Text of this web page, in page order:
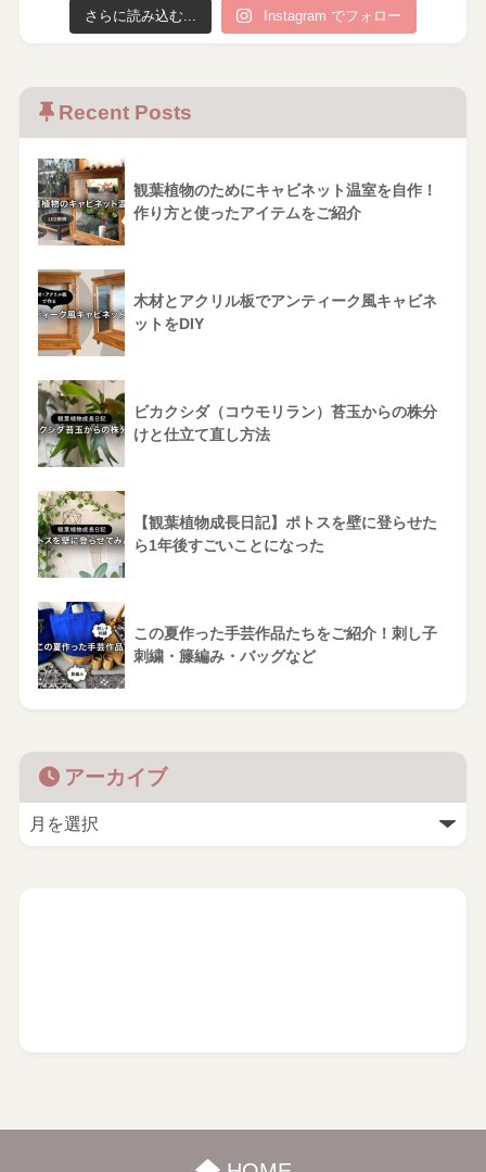
さらに読み込む... Instagram でフォロー
Recent Posts
観葉植物のためにキャビネット温室を自作！
作り方と使ったアイテムをご紹介
木材とアクリル板でアンティーク風キャビネ
ットをDIY
ビカクシダ（コウモリラン）苔玉からの株分
けと仕立て直し方法
【観葉植物成長日記】ポトスを壁に登らせた
ら1年後すごいことになった
この夏作った手芸作品たちをご紹介！刺し子
刺繍・籐編み・バッグなど
アーカイブ